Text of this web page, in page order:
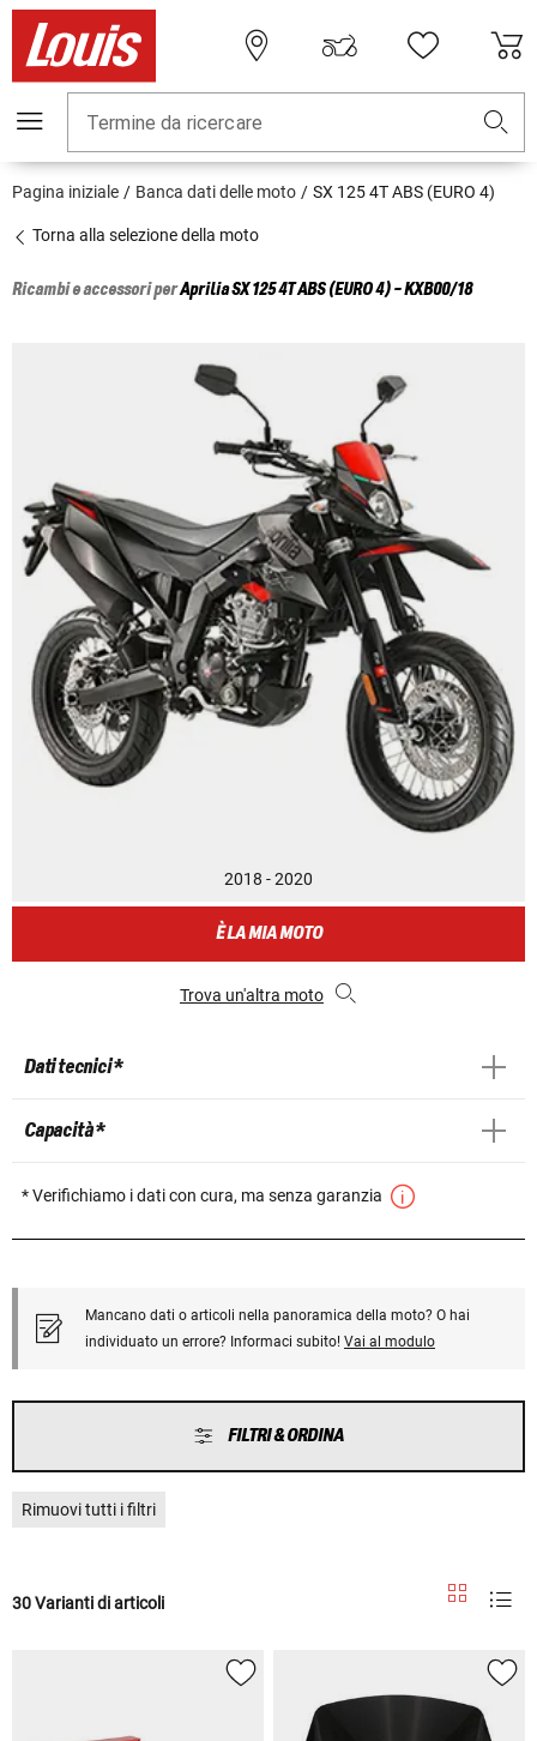
Termine da ricercare
Pagina iniziale Banca dati delle moto SX 125 4T ABS (EURO 4)
Torna alla selezione della moto
Ricambi e accessori perApriliaSX 125 4T ABS (EURO 4) - KXB00/18
2018 - 2020
È LA MIA MOTO
Trova un'altra moto
Dati tecnici *
Capacità *
* Verifichiamo i dati con cura, ma senza garanzia
Mancano dati o articoli nella panoramica della moto? O hai
individuato un errore? Informaci subito! Vai al modulo
FILTRI & ORDINA
Rimuovi tutti i filtri
30 Varianti di articoli